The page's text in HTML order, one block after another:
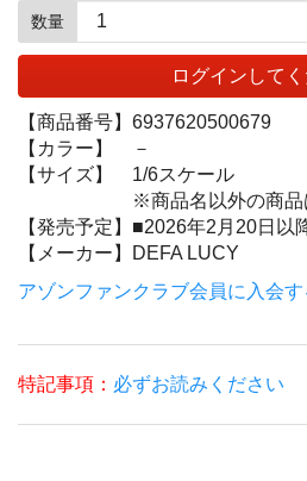
数量
ログインして
【商品番号】 6937620500679
【カラー】
－
【サイズ】
1/6スケール
※商品名以外の商品
【発売予定】 ■2026年2月20日以
【メーカー】
DEFA LUCY
アゾンファンクラブ会員に入会
特記事項： 必ずお読みください